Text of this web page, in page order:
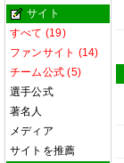
サイト
すべて (19)
ファンサイト (14)
チーム公式 (5)
選手公式
著名人
メディア
サイトを推薦